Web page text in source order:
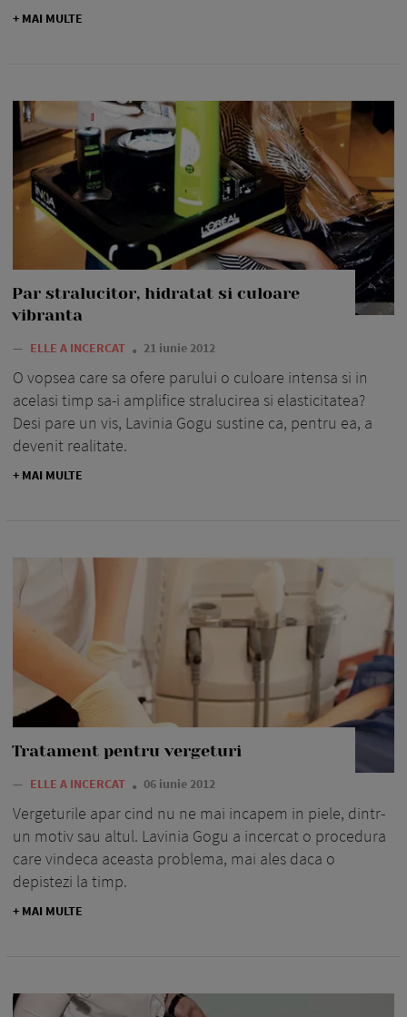
+ MAI MULTE
Par stralucitor, hidratat si culoare
vibranta
— ELLE A INCERCAT 21 iunie 2012
O vopsea care sa ofere parului o culoare intensa si in
acelasi timp sa-i amplifice stralucirea si elasticitatea?
Desi pare un vis, Lavinia Gogu sustine ca, pentru ea, a
devenit realitate.
+ MAI MULTE
Tratament pentru vergeturi
— ELLE A INCERCAT 06 iunie 2012
Vergeturile apar cind nu ne mai incapem in piele, dintr-
un motiv sau altul. Lavinia Gogu a incercat o procedura
care vindeca aceasta problema, mai ales daca o
depistezi la timp.
+ MAI MULTE